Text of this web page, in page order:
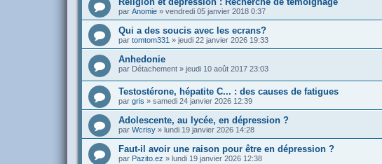
par Anomie » vendredi 05 janvier 2018 0:37
Qui a des soucis avec les ecrans?
par tomtom331 » jeudi 22 janvier 2026 19:33
Anhedonie
par Détachement » jeudi 10 août 2017 23:03
Testostérone, hépatite C... : des causes de fatigues
par gris » samedi 24 janvier 2026 12:39
Adolescente, au lycée, en dépression ?
par Wcrisy » lundi 19 janvier 2026 14:28
Faut-il avoir une raison pour être en dépression ?
par Pazito.ez » lundi 19 janvier 2026 12:38